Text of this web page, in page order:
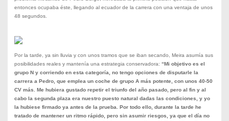
entonces ocupaba éste, llegando al ecuador de la carrera con una ventaja de unos
48 segundos.
Por la tarde, ya sin lluvia y con unos tramos que se iban secando, Meira asumía sus
posibilidades reales y mantenía una estrategia conservadora: “Mi objetivo es el
grupo N y corriendo en esta categoría, no tengo opciones de disputarle la
carrera a Pedro, que emplea un coche de grupo A más potente, con unos 40-50
CV más. Me hubiera gustado repetir el triunfo del año pasado, pero al fin y al
cabo la segunda plaza era nuestro puesto natural dadas las condiciones, y yo
la hubiese firmado ya antes de la prueba. Por todo ello, durante la tarde he
tratado de mantener un ritmo rápido, pero sin asumir riesgos, ya que el día no